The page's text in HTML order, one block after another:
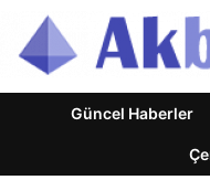
Güncel Haberler